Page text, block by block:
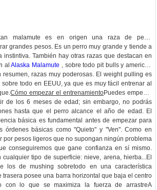
malamute es en origen una raza de perro
grandes pesos. Es un perro muy grande y tiende a
instintiva. También hay otras razas que destacan en
alAlaska Malamute , sobre todo pit bulls y american
resumen, razas muy poderosas. El weight pulling es
todo en EEUU, ya que es muy fácil entrenar al
Cómo empezar el entrenamientoPuedes empezar
de los 6 meses de edad; sin embargo, no podrás
hasta que el perro alcance el año de edad. El
básica es fundamental antes de empezar para
órdenes básicas como "Quieto" y "Ven". Como en
por pesos ligeros que no supongan ningún problema
conseguiremos que gane confianza en sí mismo.
cualquier tipo de superficie: nieve, arena, hierba...El
los de mushing sobretodo en una característica
trasera posee una barra horizontal que baja el centro
con lo que se maximiza la fuerza de arrastreA